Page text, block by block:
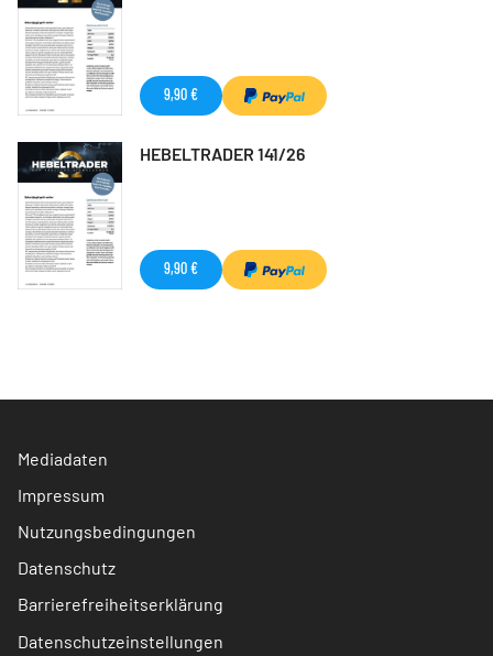
9,90 €
HEBELTRADER 141/26
9,90 €
Mediadaten
Impressum
Nutzungsbedingungen
Datenschutz
Barrierefreiheitserklärung
Datenschutzeinstellungen